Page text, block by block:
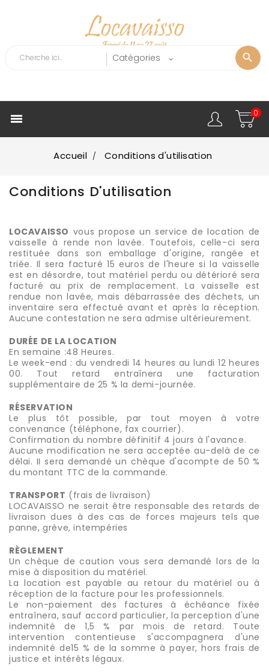
 0
Accueil Conditions d'utilisation
Conditions D'utilisation
LOCAVAISSO vous propose un service de location de
vaisselle à rende non lavée. Toutefois, celle-ci sera
restituée dans son emballage d'origine, rangée et
triée. Il sera facturé 15 euros de l'heure si la vaisselle
est en désordre, tout matériel perdu ou détérioré sera
facturé au prix de remplacement. La vaisselle est
rendue non lavée, mais débarrassée des déchets, un
inventaire sera effectué avant et après la réception.
Aucune contestation ne sera admise ultérieurement.
DURÉE DE LA LOCATION
En semaine :48 Heures.
Le week-end : du vendredi 14 heures au lundi 12 heures
00. Tout retard entraînera une facturation
supplémentaire de 25 % la demi-journée.
RÉSERVATION
Le plus tôt possible, par tout moyen à votre
convenance (téléphone, fax courrier).
Confirmation du nombre définitif 4 jours à l'avance.
Aucune modification ne sera acceptée au-delà de ce
délai. II sera demandé un chèque d'acompte de 50 %
du montant TTC de la commande.
TRANSPORT (frais de livraison)
LOCAVAISSO ne serait être responsable des retards de
livraison dues à des cas de forces majeurs tels que
panne, grève, intempéries
RÈGLEMENT
Un chèque de caution vous sera demandé lors de la
mise à disposition du matériel.
La location est payable au retour du matériel ou à
réception de la facture pour les professionnels.
Le non-paiement des factures à échéance fixée
entraînera, sauf accord particulier, la perception d'une
indemnité de 1,5 % par mois de retard. Toute
intervention contentieuse s'accompagnera d'une
indemnité de15 % de la somme à payer, hors frais de
justice et intérêts légaux.